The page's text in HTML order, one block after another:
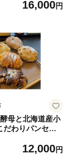
16,000円
母と北海道産小
だわりパンセッ
12,000円